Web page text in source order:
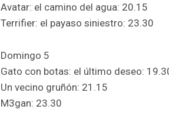
Avatar: el camino del agua: 20.15
Terrifier: el payaso siniestro: 23.30
Domingo 5
Gato con botas: el último deseo:
Un vecino gruñón: 21.15
M3gan: 23.30